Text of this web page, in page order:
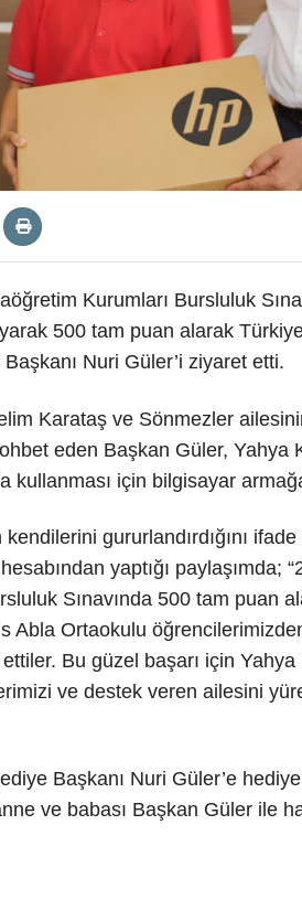
Kurumları Bursluluk
500 tam puan alarak
Nuri Güler’i ziyaret etti.
Karataş ve Sönmezler
eden Başkan Güler, Yahya
kullanması için bilgisayar
gururlandırdığını
yaptığı paylaşımda;
Sınavında 500 tam puan
Abla Ortaokulu
Bu güzel başarı için Yahya
ve destek veren ailesini
Başkanı Nuri Güler’e
ve babası Başkan Güler ile